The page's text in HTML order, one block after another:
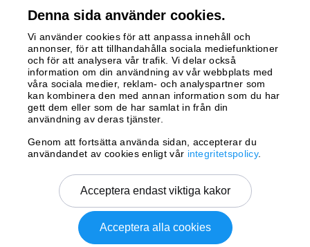
Storbritannien
Tyskland
Österrike
Betalningar
Leverans av
Copyright © 2026 mResell All rights reserved.
Denna sida använder cookies.
Vi använder cookies för att anpassa innehåll och
annonser, för att tillhandahålla sociala mediefunktioner
och för att analysera vår trafik. Vi delar också
information om din användning av vår webbplats med
våra sociala medier, reklam- och analyspartner som
kan kombinera den med annan information som du har
gett dem eller som de har samlat in från din
användning av deras tjänster.
Genom att fortsätta använda sidan, accepterar du
användandet av cookies enligt vår integritetspolicy.
Acceptera endast viktiga kakor
Acceptera alla cookies